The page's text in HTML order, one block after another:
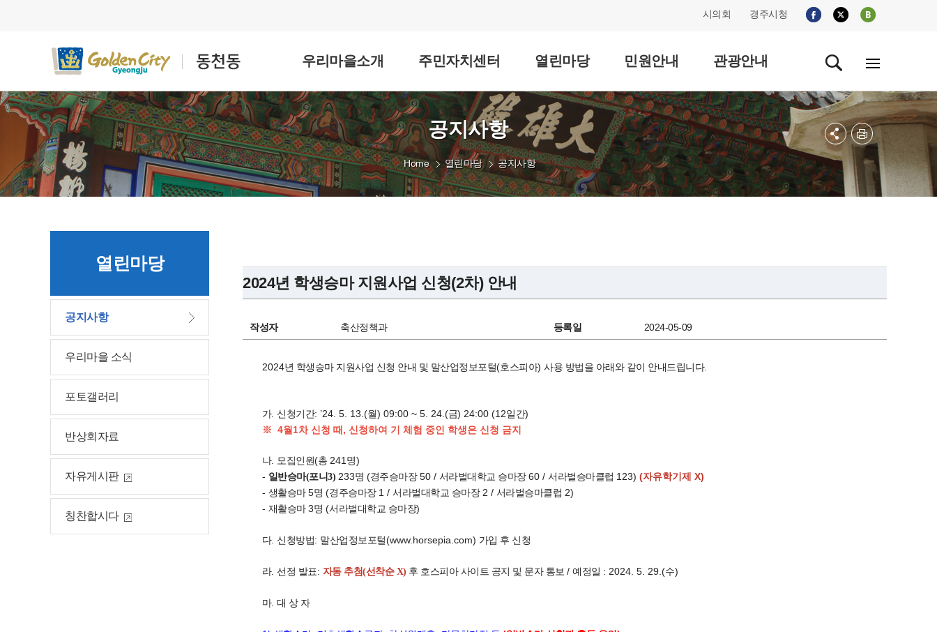
시의회 경주시청
우리마을소개 주민자치센터 열린마당 민원안내 관광안내
열린마당
공지사항
우리마을 소식
포토갤러리
반상회자료
자유게시판
칭찬합시다
공지사항
Home 열린마당 공지사항
2024년 학생승마 지원사업 신청(2차) 안내
작성자 축산정책과 등록일 2024-05-09
2024년 학생승마 지원사업 신청 안내 및 말산업정보포털(호스피아)사용 방법을 아래와 같이 안내드립니다.
가. 신청기간: ’24. 5. 13.(월) 09:00 ~ 5. 24.(금) 24:00 (12일간)
※ 4월1차 신청 때, 신청하여 기 체험 중인 학생은 신청 금지
나. 모집인원(총 241 명)
- 일반승마(포니3) 233명 (경주승마장 50 / 서라벌대학교 승마장60 /서라벌승마클럽 123)(자유학기제 X)
- 생활승마5명(경주승마장 1 /서라벌대학교 승마장 2 / 서라벌승마클럽 2)
- 재활승마3명(서라벌대학교 승마장)
다. 신청방법: 말산업정보포털(www.horsepia.com) 가입 후 신청
라.선정 발표 : 자동 추첨(선착순 X) 후 호스피아 사이트 공지 및 문자 통보/예정일 : 2024. 5. 29.(수)
마.대 상 자